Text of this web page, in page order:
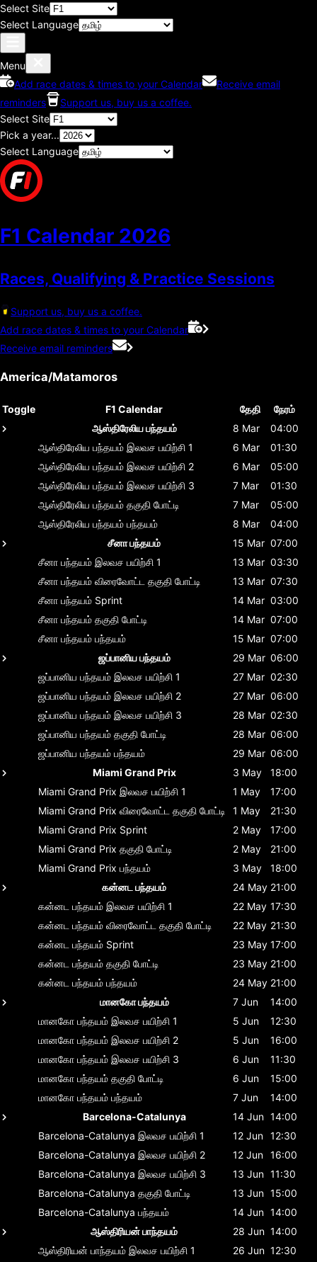
Select Site
Select Language
Menu
Add race dates & times to your Calendar
Receive email
reminders
Support us, buy us a coffee.
Select Site
Pick a year...
Select Language
F1 Calendar 2026
Races, Qualifying & Practice Sessions
Support us, buy us a coffee.
Add race dates & times to your Calendar
Receive email reminders
America/Matamoros
Toggle F1 Calendar தேதி
நேரம்
ஆஸ்திரேலிய பந்தயம்
8 Mar
04:00
ஆஸ்திரேலிய பந்தயம் இலவச பயிற்சி 1 6 Mar
01:30
ஆஸ்திரேலிய பந்தயம் இலவச பயிற்சி 2 6 Mar
05:00
ஆஸ்திரேலிய பந்தயம் இலவச பயிற்சி 3 7 Mar
01:30
ஆஸ்திரேலிய பந்தயம் தகுதி போட்டி 7 Mar
05:00
ஆஸ்திரேலிய பந்தயம் பந்தயம் 8 Mar
04:00
சீனா பந்தயம்
15 Mar 07:00
சீனா பந்தயம் இலவச பயிற்சி 1 13 Mar 03:30
சீனா பந்தயம் விரைவோட்ட தகுதி போட்டி 13 Mar 07:30
சீனா பந்தயம் Sprint 14 Mar 03:00
சீனா பந்தயம் தகுதி போட்டி 14 Mar 07:00
சீனா பந்தயம் பந்தயம் 15 Mar 07:00
ஜப்பானிய பந்தயம்
29 Mar 06:00
ஜப்பானிய பந்தயம் இலவச பயிற்சி 1 27 Mar 02:30
ஜப்பானிய பந்தயம் இலவச பயிற்சி 2 27 Mar 06:00
ஜப்பானிய பந்தயம் இலவச பயிற்சி 3 28 Mar 02:30
ஜப்பானிய பந்தயம் தகுதி போட்டி 28 Mar 06:00
ஜப்பானிய பந்தயம் பந்தயம் 29 Mar 06:00
Miami Grand Prix
3 May
18:00
Miami Grand Prix இலவச பயிற்சி 1 1 May
17:00
Miami Grand Prix விரைவோட்ட தகுதி போட்டி 1 May
21:30
Miami Grand Prix Sprint 2 May
17:00
Miami Grand Prix தகுதி போட்டி 2 May
21:00
Miami Grand Prix பந்தயம் 3 May
18:00
கன்னட பந்தயம்
24 May 21:00
கன்னட பந்தயம் இலவச பயிற்சி 1 22 May 17:30
கன்னட பந்தயம் விரைவோட்ட தகுதி போட்டி 22 May 21:30
கன்னட பந்தயம் Sprint 23 May 17:00
கன்னட பந்தயம் தகுதி போட்டி 23 May 21:00
கன்னட பந்தயம் பந்தயம் 24 May 21:00
மானகோ பந்தயம்
7 Jun
14:00
மானகோ பந்தயம் இலவச பயிற்சி 1 5 Jun
12:30
மானகோ பந்தயம் இலவச பயிற்சி 2 5 Jun
16:00
மானகோ பந்தயம் இலவச பயிற்சி 3 6 Jun
11:30
மானகோ பந்தயம் தகுதி போட்டி 6 Jun
15:00
மானகோ பந்தயம் பந்தயம் 7 Jun
14:00
Barcelona-Catalunya
14 Jun 14:00
Barcelona-Catalunya இலவச பயிற்சி 1 12 Jun 12:30
Barcelona-Catalunya இலவச பயிற்சி 2 12 Jun 16:00
Barcelona-Catalunya இலவச பயிற்சி 3 13 Jun 11:30
Barcelona-Catalunya தகுதி போட்டி 13 Jun 15:00
Barcelona-Catalunya பந்தயம் 14 Jun 14:00
ஆஸ்திரியன் பாந்தயம்
28 Jun 14:00
ஆஸ்திரியன் பாந்தயம் இலவச பயிற்சி 1 26 Jun 12:30